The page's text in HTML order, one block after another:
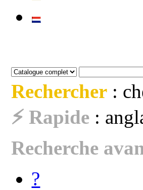
Rechercher :
⚡ Rapide :
Recherche
?